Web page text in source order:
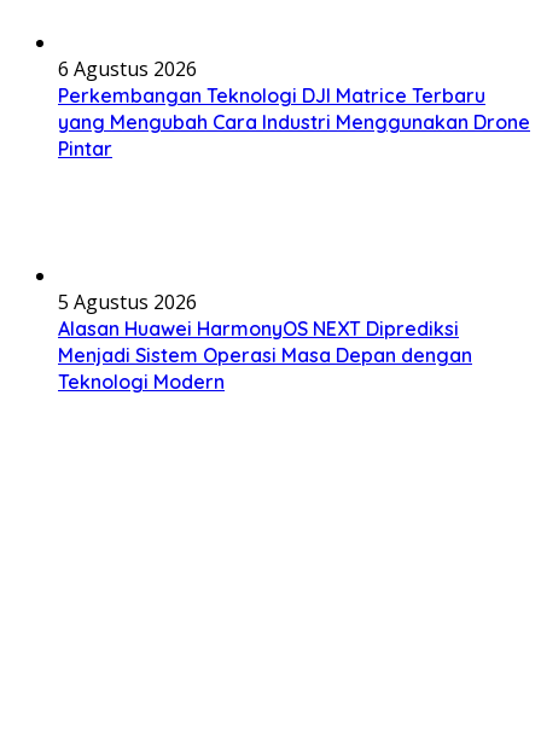
6 Agustus 2026
Perkembangan Teknologi DJI Matrice Terbaru
yang Mengubah Cara Industri Menggunakan Drone
Pintar
5 Agustus 2026
Alasan Huawei HarmonyOS NEXT Diprediksi
Menjadi Sistem Operasi Masa Depan dengan
Teknologi Modern